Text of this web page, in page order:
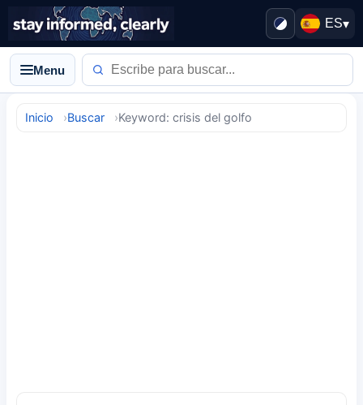
ES▾
Menu
Inicio Buscar Keyword: crisis del golfo